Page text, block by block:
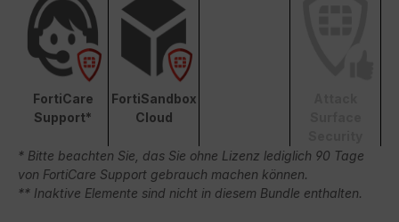
FortiCare
Support*
FortiSandbox
Cloud
* Bitte beachten Sie, das Sie ohne Lizenz lediglich 90 Tage
von FortiCare Support gebrauch machen können.
** Inaktive Elemente sind nicht in diesem Bundle enthalten.